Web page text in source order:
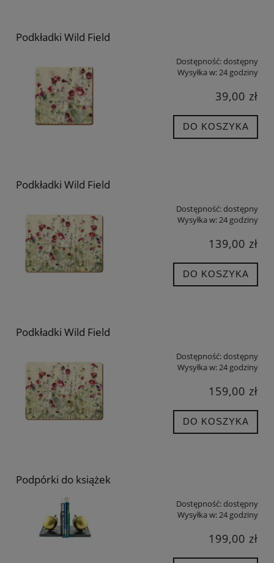
Podkładki Wild Field
Dostępność:dostępny
Wysyłka w:24 godziny
39,00 zł
DO KOSZYKA
Podkładki Wild Field
Dostępność:dostępny
Wysyłka w:24 godziny
139,00 zł
DO KOSZYKA
Podkładki Wild Field
Dostępność:dostępny
Wysyłka w:24 godziny
159,00 zł
DO KOSZYKA
Podpórki do książek
Dostępność:dostępny
Wysyłka w:24 godziny
199,00 zł